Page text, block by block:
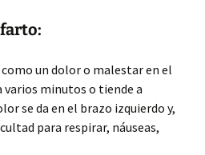
un dolor o malestar en el
varios minutos o tiende a
se da en el brazo izquierdo y,
para respirar, náuseas,